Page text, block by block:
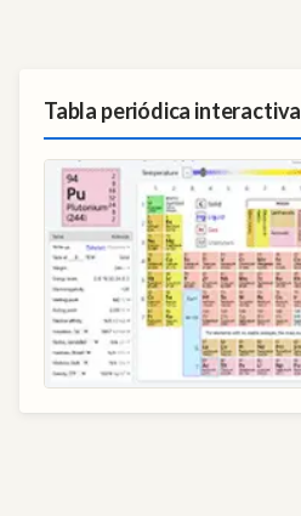
Tabla periódica interactiva